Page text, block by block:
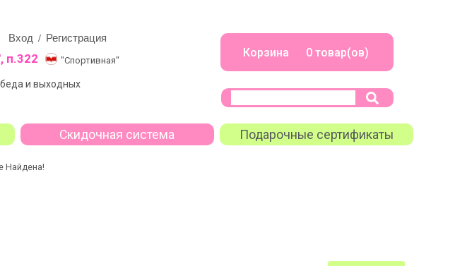
Вход / Регистрация
п.322 "Спортивная"
и выходных
Корзина 0 товар(ов)
Скидочная система Подарочные сертификаты
Найдена!